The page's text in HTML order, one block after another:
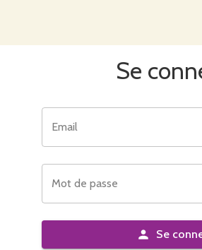
Se
Email
Mot de passe
Se